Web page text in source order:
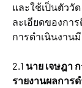
และใช้เป็นตัววั
ละเอียดของกา
การดำเนินงาน
2.1 นาย เจษฎา
รายงานผลการ